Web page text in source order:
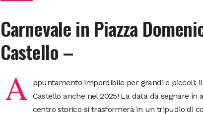
Carnevale in Piazza
Castello –
A
ppuntamento imperdibile per grandi e piccoli:
Castello anche nel 2025! La data da segnare
centro storico si trasformerà in un tripudio di